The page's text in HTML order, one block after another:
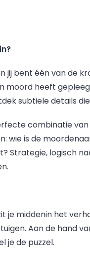
jij bent één van de
moord heeft
subtiele details
combinatie van
wie is de
Strategie, logisch
je middenin het
Aan de hand
je de puzzel.